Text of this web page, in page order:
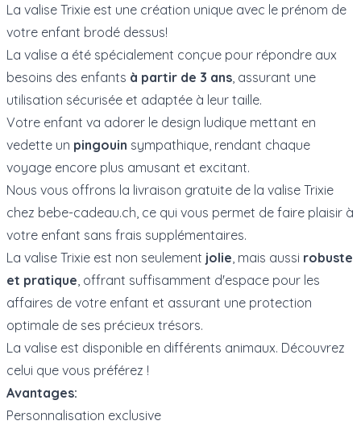
La valise Trixie est une création unique avec le prénom de
votre enfant brodé dessus!
La valise a été spécialement conçue pour répondre aux
besoins des enfants à partir de 3 ans , assurant une
utilisation sécurisée et adaptée à leur taille.
Votre enfant va adorer le design ludique mettant en
vedette un pingouin sympathique, rendant chaque
voyage encore plus amusant et excitant.
Nous vous offrons la livraison gratuite de la valise Trixie
chez bebe-cadeau.ch, ce qui vous permet de faire plaisir à
votre enfant sans frais supplémentaires.
La valise Trixie est non seulement jolie , mais aussi robuste
et pratique , offrant suffisamment d'espace pour les
affaires de votre enfant et assurant une protection
optimale de ses précieux trésors.
La valise est disponible en différents animaux. Découvrez
celui que vous préférez !
Avantages:
Personnalisation exclusive